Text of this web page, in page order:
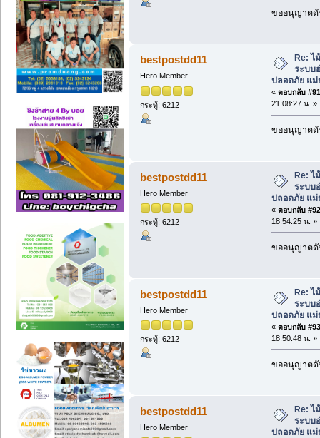
ขออนุญาตดั
bestpostdd11
Hero Member
กระทู้: 6212
Re: ไ
ระบบ
ปลอดภัย แม่
« ตอบกลับ
21:08:27 น. »
ขออนุญาตดั
bestpostdd11
Hero Member
กระทู้: 6212
Re: ไ
ระบบ
ปลอดภัย แม่
« ตอบกลับ
18:54:25 น. »
ขออนุญาตดั
bestpostdd11
Hero Member
กระทู้: 6212
Re: ไ
ระบบ
ปลอดภัย แม่
« ตอบกลับ
18:50:48 น. »
ขออนุญาตดั
bestpostdd11
Hero Member
Re: ไ
ระบบ
ปลอดภัย แม่